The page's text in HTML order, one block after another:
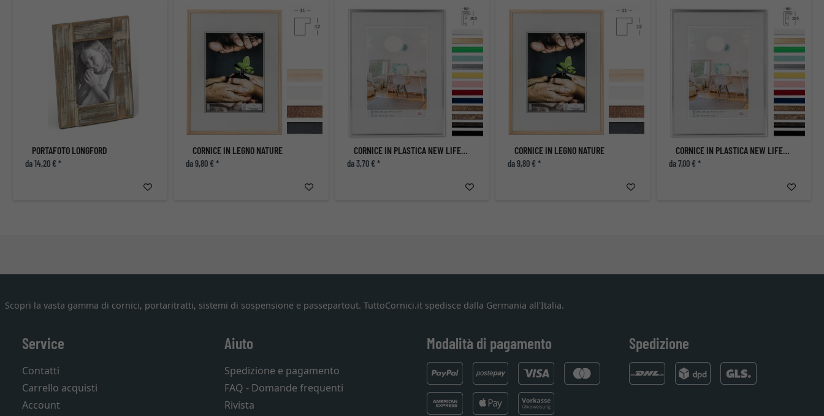
PORTAFOTO LONGFORD
da 14,20 € *
CORNICE IN LEGNO NATURE
da 9,80 € *
CORNICE IN PLASTICA NEW LIFESTYLE
da 3,70 € *
CORNICE IN LEGNO NATURE
da 9,80 € *
CORNICE IN PLASTICA NEW LIFESTYLE
da 7,00 € *
Scopri la vasta gamma di cornici, portaritratti, sistemi di sospensione e passepartout. TuttoCornici.it spedisce dalla Germania all'Italia.
Service
Contatti
Carrello acquisti
Account
Aiuto
Spedizione e pagamento
FAQ - Domande frequenti
Rivista
Modalità di pagamento Spedizione